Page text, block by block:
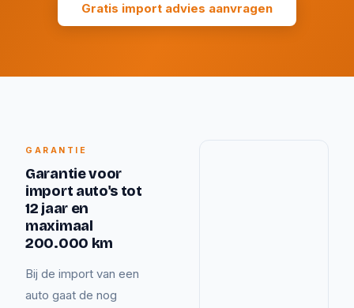
Gratis import advies aanvragen
GARANTIE
Garantie voor
import auto's tot
12 jaar en
maximaal
200.000 km
Bij de import van een
auto gaat de nog